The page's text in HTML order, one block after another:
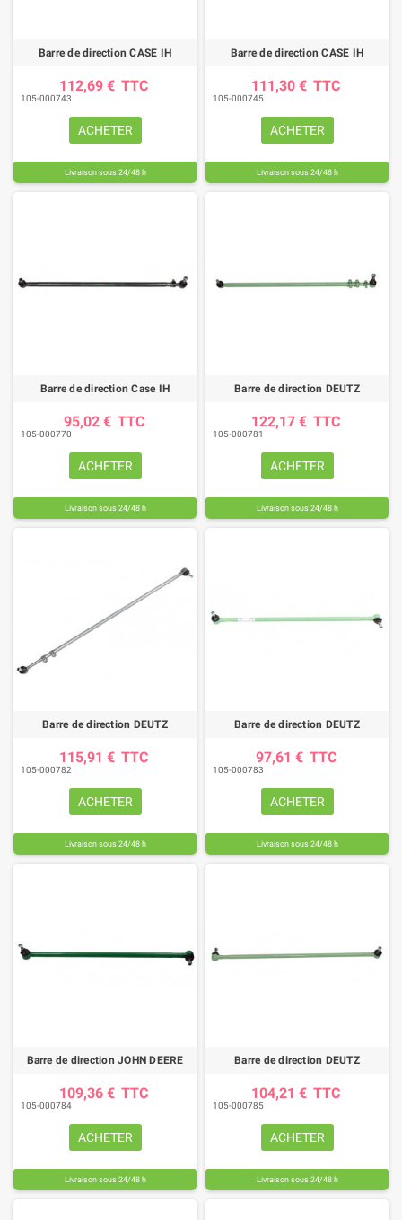
Barre de direction CASE IH
112,69 € TTC
105-000743
ACHETER
Livraison sous 24/48 h
Barre de direction CASE IH
111,30 € TTC
105-000745
ACHETER
Livraison sous 24/48 h
Barre de direction Case IH
95,02 € TTC
105-000770
ACHETER
Livraison sous 24/48 h
Barre de direction DEUTZ
122,17 € TTC
105-000781
ACHETER
Livraison sous 24/48 h
Barre de direction DEUTZ
115,91 € TTC
105-000782
ACHETER
Livraison sous 24/48 h
Barre de direction DEUTZ
97,61 € TTC
105-000783
ACHETER
Livraison sous 24/48 h
Barre de direction JOHN DEERE
109,36 € TTC
105-000784
ACHETER
Livraison sous 24/48 h
Barre de direction DEUTZ
104,21 € TTC
105-000785
ACHETER
Livraison sous 24/48 h